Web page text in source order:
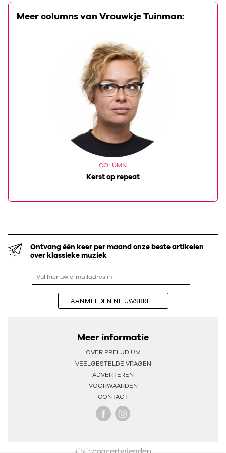
Meer columns van Vrouwkje Tuinman:
COLUMN
Kerst op repeat
Ontvang één keer per maand onze beste artikelen
over klassieke muziek
AANMELDEN NIEUWSBRIEF
Meer informatie
OVER PRELUDIUM
VEELGESTELDE VRAGEN
ADVERTEREN
VOORWAARDEN
CONTACT